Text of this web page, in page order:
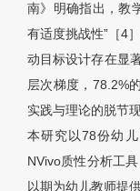
南》明确指出，教
有适度挑战性”［4
动目标设计存在显
层次梯度，78.2%
实践与理论的脱节
本研究以78份幼
NVivo质性分析工
以期为幼儿教师提